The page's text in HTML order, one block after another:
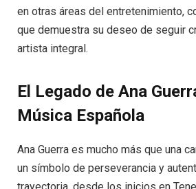
en otras áreas del entretenimiento,
que demuestra su deseo de seguir
artista integral.
El Legado de Ana
Música Española
Ana Guerra es mucho más que una
un símbolo de perseverancia y